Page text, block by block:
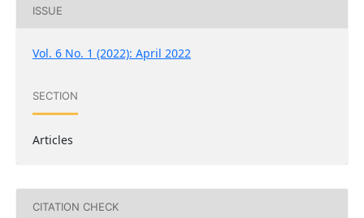
ISSUE
Vol. 6 No. 1 (2022): April 2022
SECTION
Articles
CITATION CHECK